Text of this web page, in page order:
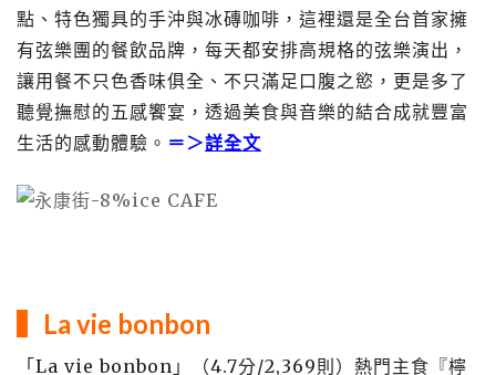
點、特色獨具的手沖與冰磚咖啡，這裡還是全台首家擁
有弦樂團的餐飲品牌，每天都安排高規格的弦樂演出，
讓用餐不只色香味俱全、不只滿足口腹之慾，更是多了
聽覺撫慰的五感饗宴，透過美食與音樂的結合成就豐富
生活的感動體驗。 ＝＞詳全文
La vie bonbon
「La vie bonbon」（4.7分/2,369則）熱門主食『檸